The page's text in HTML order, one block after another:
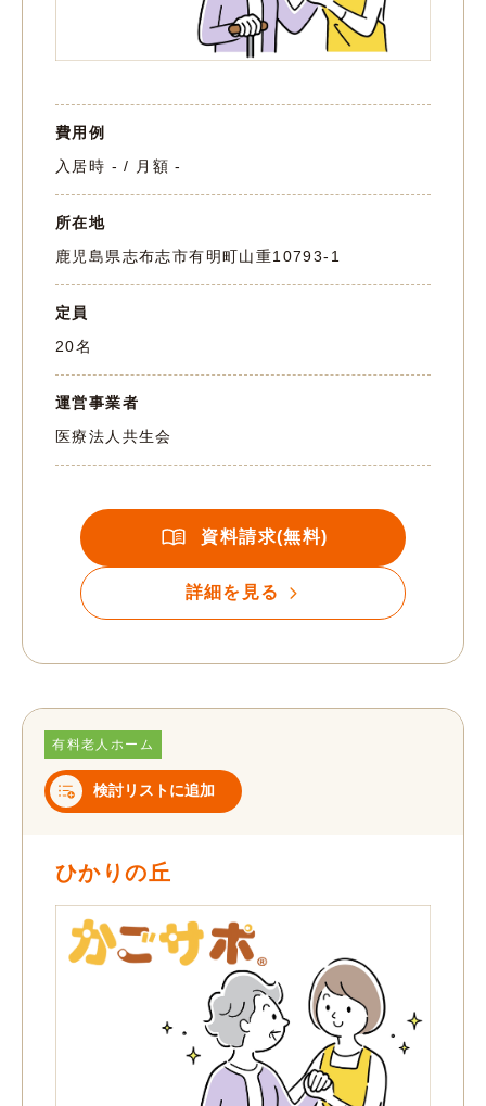
費用例
入居時 - / 月額 -
所在地
鹿児島県志布志市有明町山重10793-1
定員
20名
運営事業者
医療法人共生会
資料請求(無料)
詳細を見る
有料老人ホーム
検討リストに追加
ひかりの丘